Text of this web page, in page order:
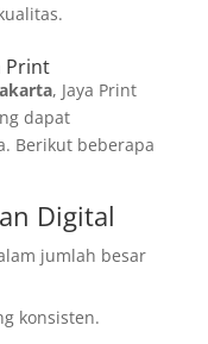
Print
, Jaya Print
dapat
Berikut beberapa
Digital
jumlah besar
konsisten.